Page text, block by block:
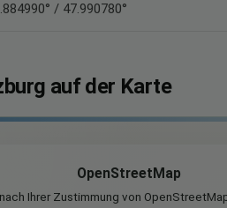
/ 47.990780°
auf der Karte
OpenStreetMap
Ihrer Zustimmung von